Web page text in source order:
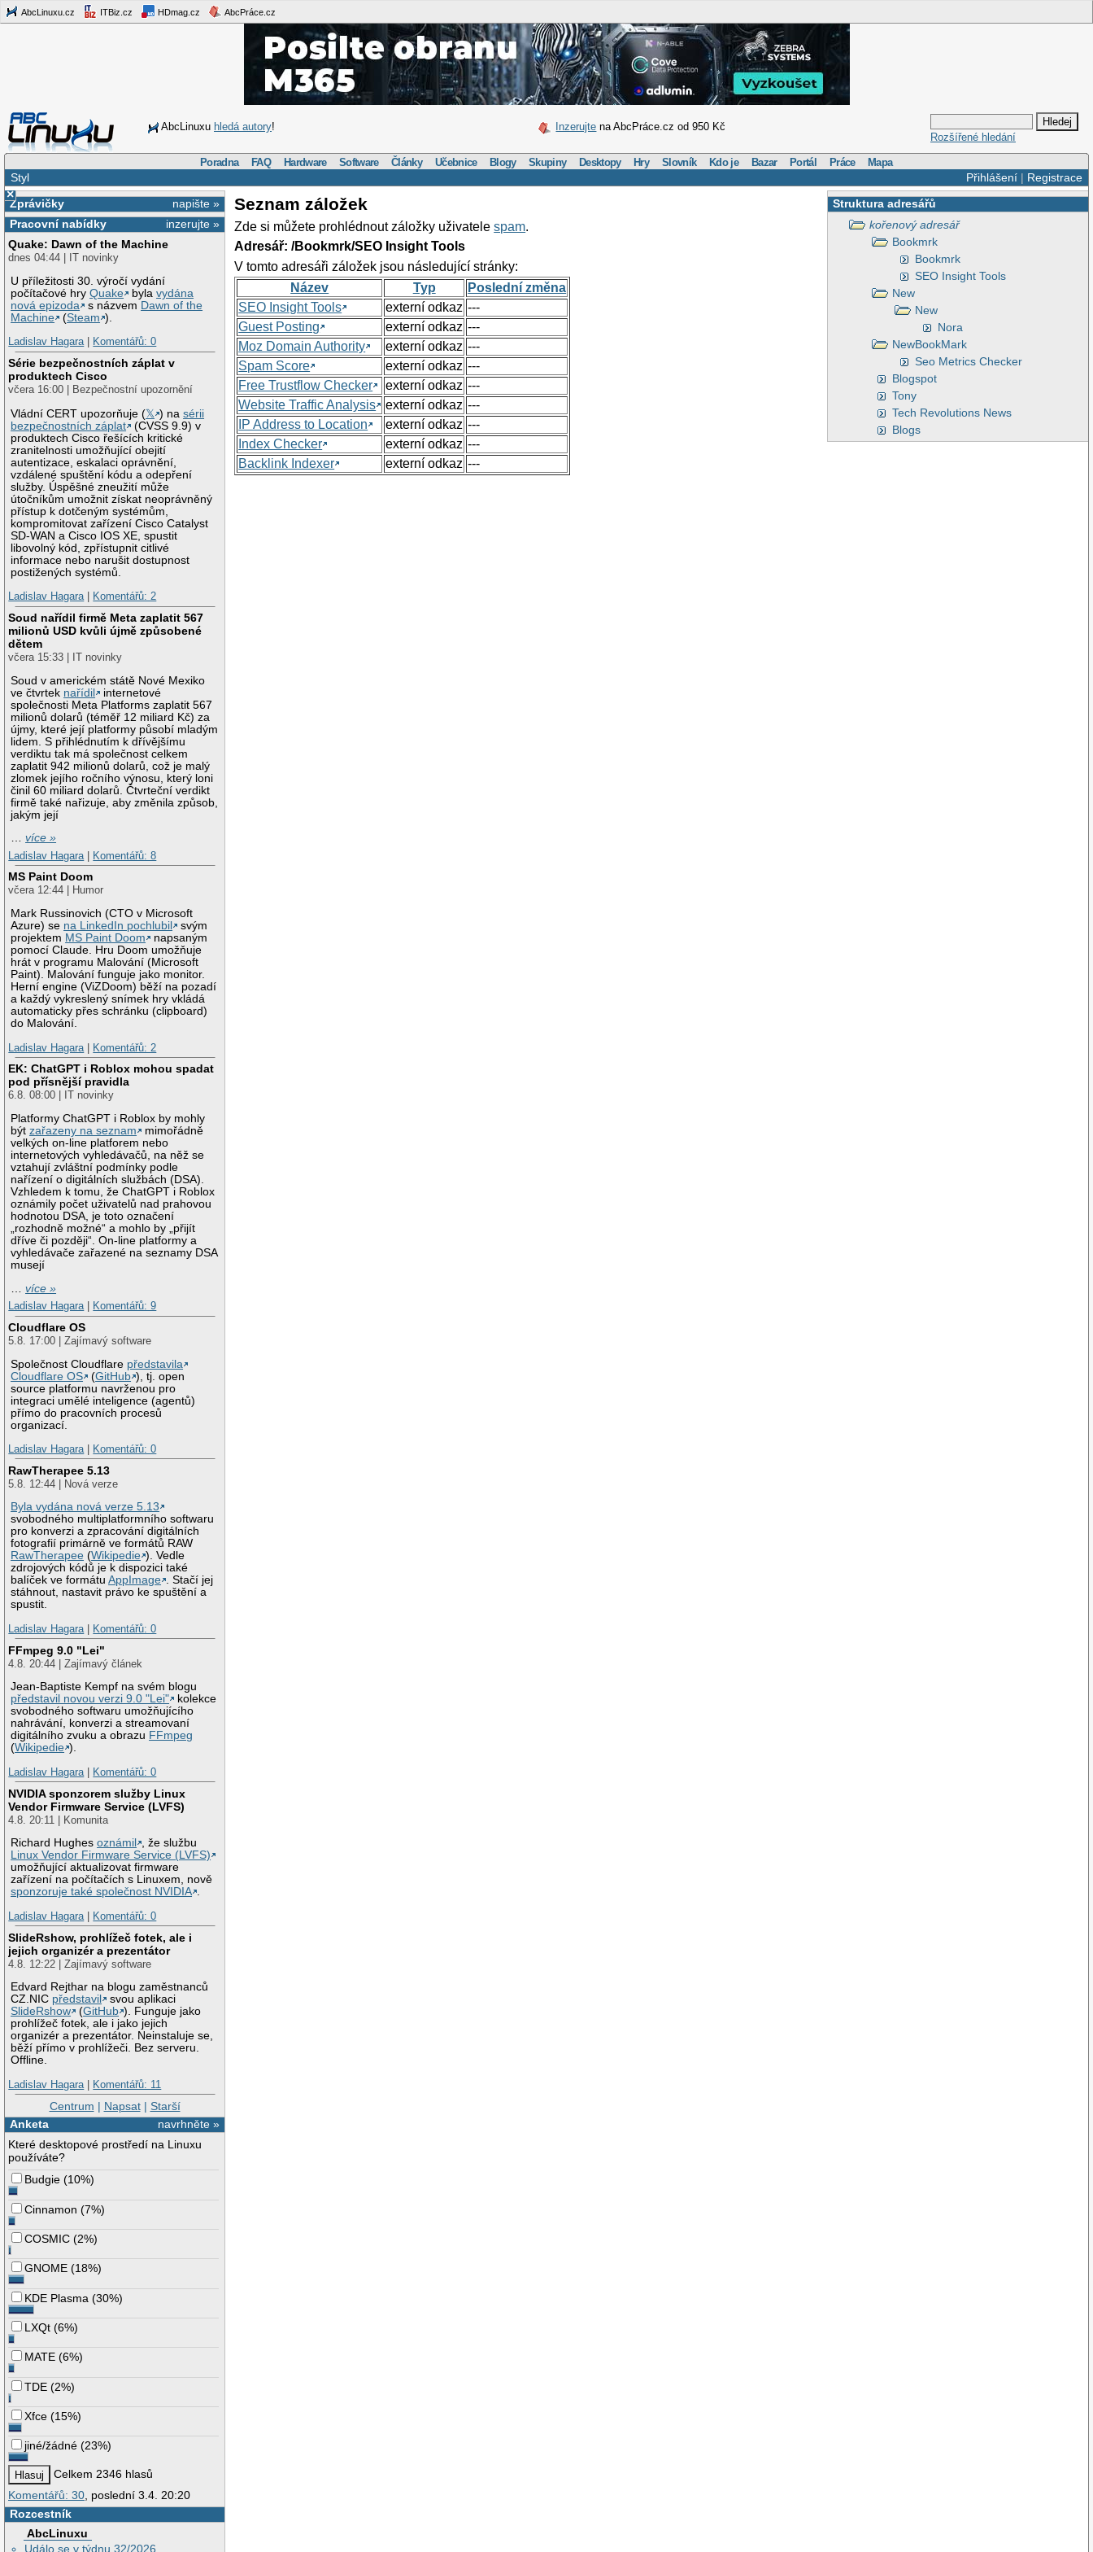
AbcLinuxu.cz ITBiz.cz HDmag.cz AbcPráce.cz
AbcLinuxu hledá autory! Inzerujte na AbcPráce.cz od 950 Kč
Rozšířené hledání
Poradna FAQ Hardware Software Články Učebnice Blogy Skupiny Desktopy Hry Slovník Kdo je Bazar Portál Práce Mapa
Přihlášení| Registrace
Styl
×
napište »
Zprávičky
inzerujte »
Pracovní nabídky
Quake: Dawn of the Machine
dnes 04:44 | IT novinky
U příležitosti 30. výročí vydání
počítačové hryQuake bylavydána
nová epizoda
s názvem Dawn of the
Machine
(Steam ).
Ladislav Hagara| Komentářů: 0
Série bezpečnostních záplat v
produktech Cisco
včera 16:00 | Bezpečnostní upozornění
Vládní CERT upozorňuje (𝕏 ) nasérii
bezpečnostních záplat
(CVSS 9.9) v
produktech Cisco řešících kritické
zranitelnosti umožňující obejití
autentizace, eskalaci oprávnění,
vzdálené spuštění kódu a odepření
služby. Úspěšné zneužití může
útočníkům umožnit získat neoprávněný
přístup k dotčeným systémům,
kompromitovat zařízení Cisco Catalyst
SD-WAN a Cisco IOS XE, spustit
libovolný kód, zpřístupnit citlivé
informace nebo narušit dostupnost
postižených systémů.
Ladislav Hagara| Komentářů: 2
Soud nařídil firmě Meta zaplatit 567
milionů USD kvůli újmě způsobené
dětem
včera 15:33 | IT novinky
Soud v americkém státě Nové Mexiko
ve čtvrtek nařídil
internetové
společnosti Meta Platforms zaplatit 567
milionů dolarů (téměř 12 miliard Kč) za
újmy, které její platformy působí mladým
lidem. S přihlédnutím k dřívějšímu
verdiktu tak má společnost celkem
zaplatit 942 milionů dolarů, což je malý
zlomek jejího ročního výnosu, který loni
činil 60 miliard dolarů. Čtvrteční verdikt
firmě také nařizuje, aby změnila způsob,
jakým její
…více »
Ladislav Hagara
Komentářů: 8
MS Paint Doom
včera 12:44 | Humor
Mark Russinovich (CTO v Microsoft
Azure) se na LinkedIn pochlubil
svým
projektem MS Paint Doom
napsaným
pomocí Claude. Hru Doom umožňuje
hrát v programu Malování (Microsoft
Paint). Malování funguje jako monitor.
Herní engine (ViZDoom) běží na pozadí
a každý vykreslený snímek hry vkládá
automaticky přes schránku (clipboard)
do Malování.
Ladislav Hagara
Komentářů: 2
EK: ChatGPT i Roblox mohou spadat
pod přísnější pravidla
6.8. 08:00 | IT novinky
Platformy ChatGPT i Roblox by mohly
býtzařazeny na seznam
mimořádně
velkých on-line platforem nebo
internetových vyhledávačů, na něž se
vztahují zvláštní podmínky podle
nařízení o digitálních službách (DSA).
Vzhledem k tomu, že ChatGPT i Roblox
oznámily počet uživatelů nad prahovou
hodnotou DSA, je toto označení
„rozhodně možné“ a mohlo by „přijít
dříve či později“. On-line platformy a
vyhledávače zařazené na seznamy DSA
musejí
…více »
Ladislav Hagara| Komentářů: 9
Cloudflare OS
5.8. 17:00 | Zajímavý software
Společnost Cloudflare představila
Cloudflare OS
(GitHub ), tj. open
source platformu navrženou pro
integraci umělé inteligence (agentů)
přímo do pracovních procesů
organizací.
Ladislav Hagara| Komentářů: 0
RawTherapee 5.13
5.8. 12:44 | Nová verze
Byla vydána nová verze 5.13
svobodného multiplatformního softwaru
pro konverzi a zpracování digitálních
fotografií primárně ve formátů RAW
RawTherapee (Wikipedie ). Vedle
zdrojových kódů je k dispozici také
balíček ve formátuAppImage . Stačí jej
stáhnout, nastavit právo ke spuštění a
spustit.
Ladislav Hagara| Komentářů: 0
FFmpeg 9.0 "Lei"
4.8. 20:44 | Zajímavý článek
Jean-Baptiste Kempf na svém blogu
představil novou verzi 9.0 "Lei"
kolekce
svobodného softwaru umožňujícího
nahrávání, konverzi a streamovaní
digitálního zvuku a obrazu FFmpeg
(Wikipedie ).
Ladislav Hagara| Komentářů: 0
NVIDIA sponzorem služby Linux
Vendor Firmware Service (LVFS)
4.8. 20:11 | Komunita
Richard Hughesoznámil
, že službu
Linux Vendor Firmware Service (LVFS)
umožňující aktualizovat firmware
zařízení na počítačích s Linuxem, nově
sponzoruje také společnost NVIDIA .
Ladislav Hagara| Komentářů: 0
SlideRshow, prohlížeč fotek, ale i
jejich organizér a prezentátor
4.8. 12:22 | Zajímavý software
Edvard Rejthar na blogu zaměstnanců
CZ.NIC představil
svou aplikaci
SlideRshow
(GitHub ). Funguje jako
prohlížeč fotek, ale i jako jejich
organizér a prezentátor. Neinstaluje se,
běží přímo v prohlížeči. Bez serveru.
Offline.
Ladislav Hagara| Komentářů: 11
Centrum | Napsat| Starší
navrhněte »
Anketa
Které desktopové prostředí na Linuxu
používáte?
Budgie (10%)
Cinnamon (7%)
COSMIC (2%)
GNOME (18%)
KDE Plasma (30%)
LXQt (6%)
MATE (6%)
TDE (2%)
Xfce (15%)
jiné/žádné (23%)
Celkem 2346 hlasů
Komentářů: 30 , poslední 3.4. 20:20
Rozcestník
AbcLinuxu
Událo se v týdnu 32/2026
Struktura adresářů
kořenový adresář
Bookmrk
Bookmrk
SEO Insight Tools
New
New
Nora
NewBookMark
Seo Metrics Checker
Blogspot
Tony
Tech Revolutions News
Blogs
Seznam záložek
Zde si můžete prohlédnout záložky uživatelespam.
Adresář: /Bookmrk/SEO Insight Tools
V tomto adresáři záložek jsou následující stránky:
Název
Typ
Poslední změna
SEO Insight Tools
externí odkaz ---
Guest Posting
externí odkaz ---
Moz Domain Authority
externí odkaz ---
Spam Score
externí odkaz ---
Free Trustflow Checker
externí odkaz ---
Website Traffic Analysis
externí odkaz ---
IP Address to Location
externí odkaz ---
Index Checker
externí odkaz ---
Backlink Indexer
externí odkaz ---